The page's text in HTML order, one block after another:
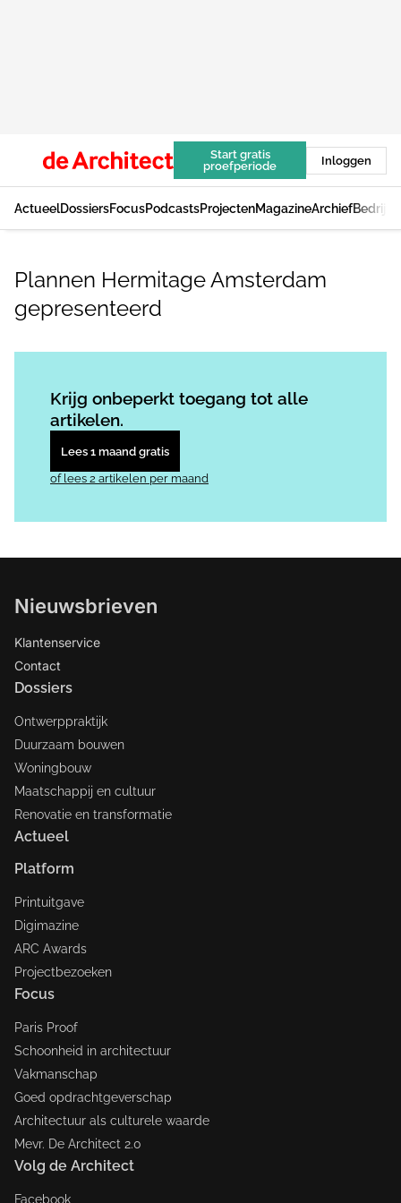
Start gratis
proefperiode
Inloggen
ActueelDossiersFocusPodcastsProjectenMagazineArchief
Plannen Hermitage Amsterdam
gepresenteerd
Krijg onbeperkt toegang tot alle
artikelen.
Lees 1 maand gratis
of lees 2 artikelen per maand
Nieuwsbrieven
Klantenservice
Contact
Dossiers
Ontwerppraktijk
Duurzaam bouwen
Woningbouw
Maatschappij en cultuur
Renovatie en transformatie
Actueel
Platform
Printuitgave
Digimazine
ARC Awards
Projectbezoeken
Focus
Paris Proof
Schoonheid in architectuur
Vakmanschap
Goed opdrachtgeverschap
Architectuur als culturele waarde
Mevr. De Architect 2.0
Volg de Architect
Facebook